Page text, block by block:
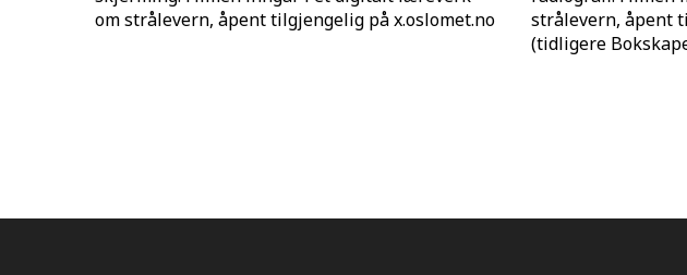
om strålevern, åpent tilgjengelig på x.oslomet.no
strålevern, åpent
(tidligere